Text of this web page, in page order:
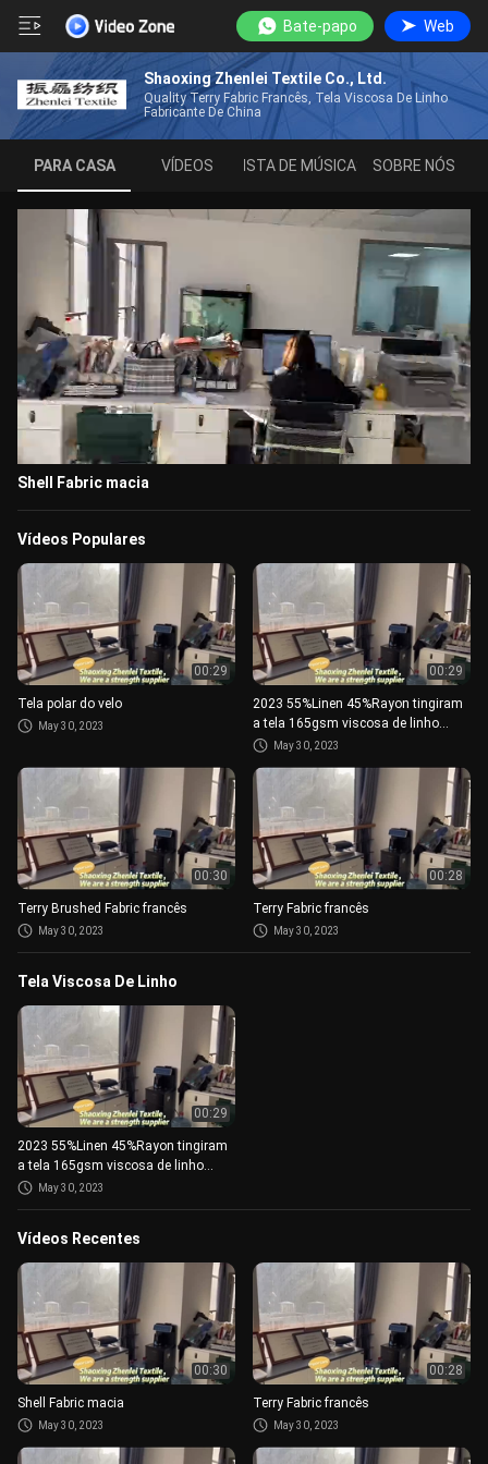
Bate-papo Web
Shaoxing Zhenlei Textile Co., Ltd.
Quality Terry Fabric Francês, Tela Viscosa De Linho
Fabricante De China
PARA CASA VÍDEOS LISTA DE MÚSICAS SOBRE NÓS
Shell Fabric macia
Vídeos Populares
00:29
Tela polar do velo
May 30, 2023
00:29
2023 55%Linen 45%Rayon tingiram
a tela 165gsm viscosa de linho
respirável para a roupa das
May 30, 2023
00:30
Terry Brushed Fabric francês
May 30, 2023
00:28
Terry Fabric francês
May 30, 2023
Tela Viscosa De Linho
00:29
2023 55%Linen 45%Rayon tingiram
a tela 165gsm viscosa de linho
respirável para a roupa das
May 30, 2023
Vídeos Recentes
00:30
Shell Fabric macia
May 30, 2023
00:28
Terry Fabric francês
May 30, 2023